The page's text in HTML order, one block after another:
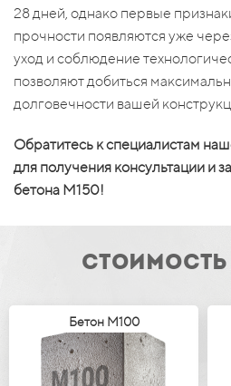
28 дней, однако первые
прочности появляются уже
уход и соблюдение
позволяют добиться
долговечности вашей
Обратитесь к специалистам
для получения консультации и
бетона М150!
стоимость
Бетон М100